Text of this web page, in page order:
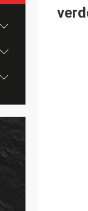
Sergey